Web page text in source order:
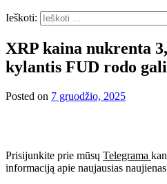
Ieškoti:
XRP kaina nukrenta
kylantis FUD rodo
Posted on 7 gruodžio, 2025
Prisijunkite prie mūsų Telegrama
informaciją apie naujausias naujienas